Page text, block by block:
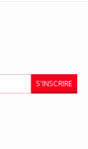
S'INSCRIRE